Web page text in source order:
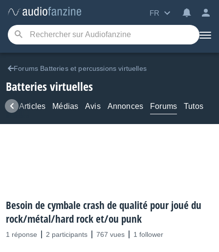
FR
Forums Batteries et percussions virtuelles
Batteries virtuelles
Articles Médias Avis Annonces Forums Tutos
Besoin de cymbale crash de qualité pour joué du
rock/métal/hard rock et/ou punk
1 réponse 2 participants 767 vues 1 follower